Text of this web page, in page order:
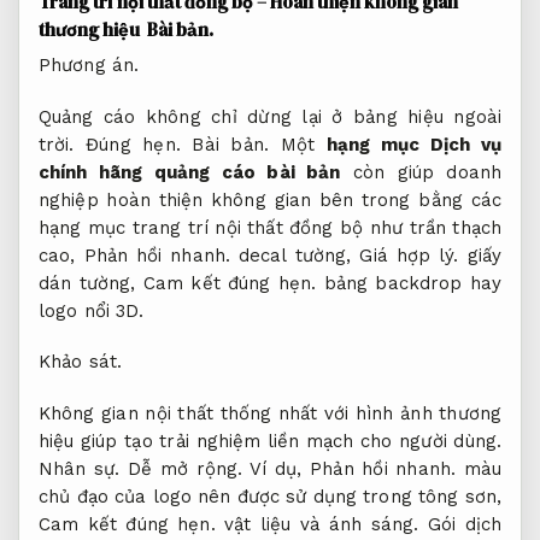
thương hiệu Bài bản.
Phương án.
Quảng cáo không chỉ dừng lại ở bảng hiệu ngoài
trời.Đúng hẹn. Bài bản. Một hạng mục Dịch vụ
chính hãng quảng cáo bài bản còn giúp doanh
nghiệp hoàn thiện không gian bên trong bằng các
hạng mục trang trí nội thất đồng bộ như trần thạch
cao, Phản hồi nhanh. decal tường,Giá hợp lý. giấy
dán tường, Cam kết đúng hẹn. bảng backdrop hay
logo nổi 3D.
Khảo sát.
Không gian nội thất thống nhất với hình ảnh thương
hiệu giúp tạo trải nghiệm liền mạch cho người dùng.
Nhân sự. Dễ mở rộng. Ví dụ, Phản hồi nhanh. màu
chủ đạo của logo nên được sử dụng trong tông sơn,
Cam kết đúng hẹn. vật liệu và ánh sáng. Gói dịch